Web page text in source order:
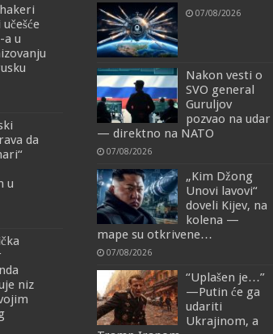
a u
da
u
niz
07/08/2026
Nakon vesti o
SVO general
Guruljov
pozvao na udar
— direktno na NATO
07/08/2026
„Kim Džong
Unovi lavovi“
doveli Kijev, na
kolena —
mape su otkrivene…
07/08/2026
“Uplašen je…”
—Putin će ga
udariti
Ukrajinom, a